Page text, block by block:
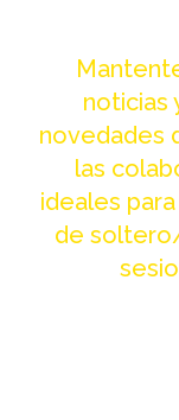
noticias
novedades
las
ideales
de